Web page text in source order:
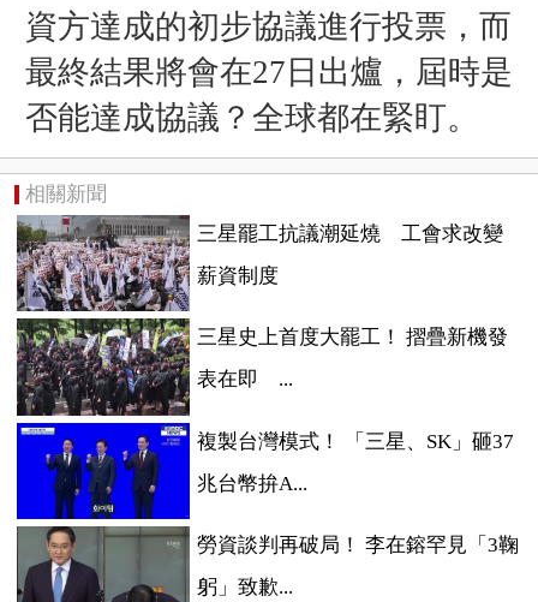
資方達成的初步協議進行投票，而
最終結果將會在27日出爐，屆時是
否能達成協議？全球都在緊盯。
相關新聞
三星罷工抗議潮延燒 工會求改變
薪資制度
三星史上首度大罷工！ 摺疊新機發
表在即 ...
複製台灣模式！ 「三星、SK」砸37
兆台幣拚A...
勞資談判再破局！ 李在鎔罕見「3鞠
躬」致歉...